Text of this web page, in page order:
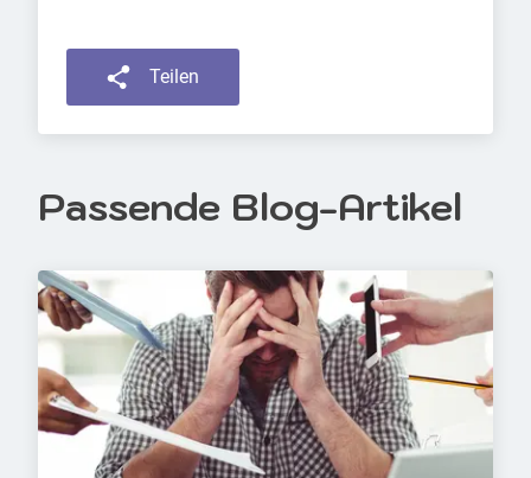
Teilen
Passende Blog-Artikel